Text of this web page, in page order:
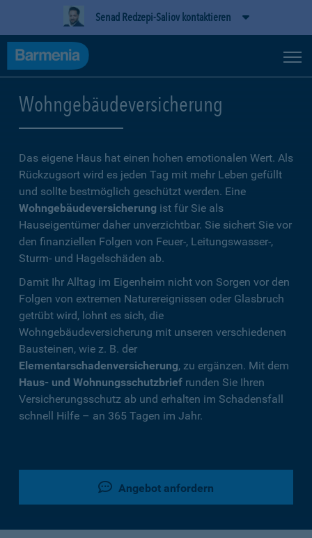
Senad Redzepi-Saliov kontaktieren
Wohngebäudeversicherung
Das eigene Haus hat einen hohen emotionalen Wert. Als
Rückzugsort wird es jeden Tag mit mehr Leben gefüllt
und sollte bestmöglich geschützt werden. Eine
Wohngebäudeversicherung ist für Sie als
Hauseigentümer daher unverzichtbar. Sie sichert Sie vor
den finanziellen Folgen von Feuer-, Leitungswasser-,
Sturm- und Hagelschäden ab.
Damit Ihr Alltag im Eigenheim nicht von Sorgen vor den
Folgen von extremen Naturereignissen oder Glasbruch
getrübt wird, lohnt es sich, die
Wohngebäudeversicherung mit unseren verschiedenen
Bausteinen, wie z. B. der
Elementarschadenversicherung, zu ergänzen. Mit dem
Haus- und Wohnungsschutzbrief runden Sie Ihren
Versicherungsschutz ab und erhalten im Schadensfall
schnell Hilfe – an 365 Tagen im Jahr.
Angebot anfordern